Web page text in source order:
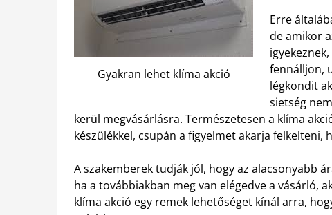
Gyakran lehet klíma akció
Erre
de amikor
fennálljon,
légkondit
sietség
kerül megvásárlásra. Természetesen a klíma
készülékkel, csupán a figyelmet akarja felkelteni,
A szakemberek tudják jól, hogy az alacsonyabb
ha a továbbiakban meg van elégedve a vásárló,
klíma akció egy remek lehetőséget kínál arra,